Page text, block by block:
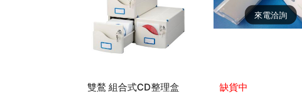
雙鶖 組合式CD整理盒
來電洽詢
缺貨中